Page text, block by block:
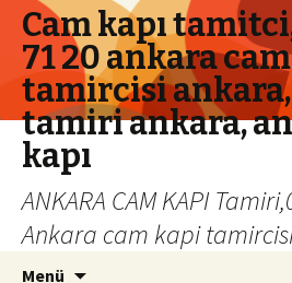
Cam kapı
71 20 ankara
tamircisi ankara,
tamiri ankara,
kapı
ANKARA CAM KAPI
Ankara cam kapi
Menü